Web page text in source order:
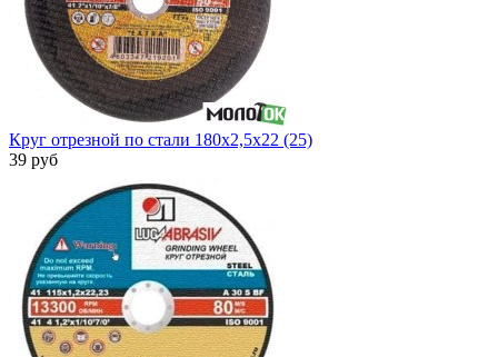
Круг отрезной по стали 180х2,5х22 (25)
39 руб